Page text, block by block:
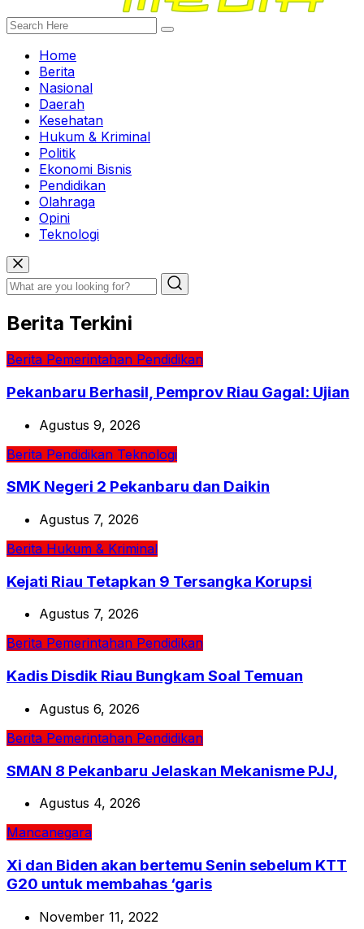
Home
Berita
Nasional
Daerah
Kesehatan
Hukum & Kriminal
Politik
Ekonomi Bisnis
Pendidikan
Olahraga
Opini
Teknologi
Berita Terkini
Berita Pemerintahan Pendidikan
Pekanbaru Berhasil, Pemprov Riau Gagal: Ujian
Agustus 9, 2026
Berita Pendidikan Teknologi
SMK Negeri 2 Pekanbaru dan Daikin
Agustus 7, 2026
Berita Hukum & Kriminal
Kejati Riau Tetapkan 9 Tersangka Korupsi
Agustus 7, 2026
Berita Pemerintahan Pendidikan
Kadis Disdik Riau Bungkam Soal Temuan
Agustus 6, 2026
Berita Pemerintahan Pendidikan
SMAN 8 Pekanbaru Jelaskan Mekanisme PJJ,
Agustus 4, 2026
Mancanegara
Xi dan Biden akan bertemu Senin sebelum KTT
G20 untuk membahas ‘garis
November 11, 2022